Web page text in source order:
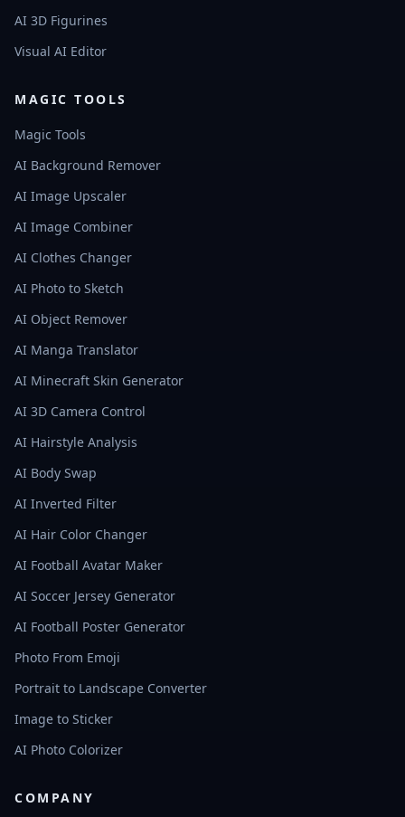
AI 3D Figurines
Visual AI Editor
MAGIC TOOLS
Magic Tools
AI Background Remover
AI Image Upscaler
AI Image Combiner
AI Clothes Changer
AI Photo to Sketch
AI Object Remover
AI Manga Translator
AI Minecraft Skin Generator
AI 3D Camera Control
AI Hairstyle Analysis
AI Body Swap
AI Inverted Filter
AI Hair Color Changer
AI Football Avatar Maker
AI Soccer Jersey Generator
AI Football Poster Generator
Photo From Emoji
Portrait to Landscape Converter
Image to Sticker
AI Photo Colorizer
COMPANY